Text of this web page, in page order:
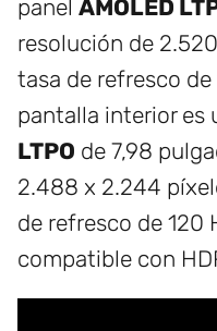
panel AMOLED
resolución de
tasa de refresco de
pantalla interior es
LTPO de 7,98
2.488 x 2.244
de refresco de 120
compatible con